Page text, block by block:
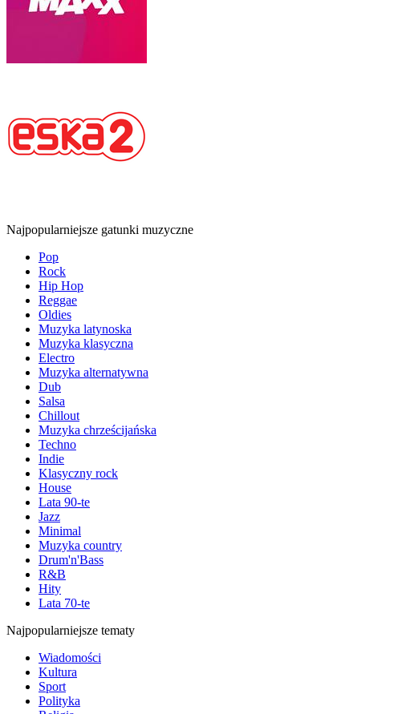
Najpopularniejsze gatunki muzyczne
Pop
Rock
Hip Hop
Reggae
Oldies
Muzyka latynoska
Muzyka klasyczna
Electro
Muzyka alternatywna
Dub
Salsa
Chillout
Muzyka chrześcijańska
Techno
Indie
Klasyczny rock
House
Lata 90-te
Jazz
Minimal
Muzyka country
Drum'n'Bass
R&B
Hity
Lata 70-te
Najpopularniejsze tematy
Wiadomości
Kultura
Sport
Polityka